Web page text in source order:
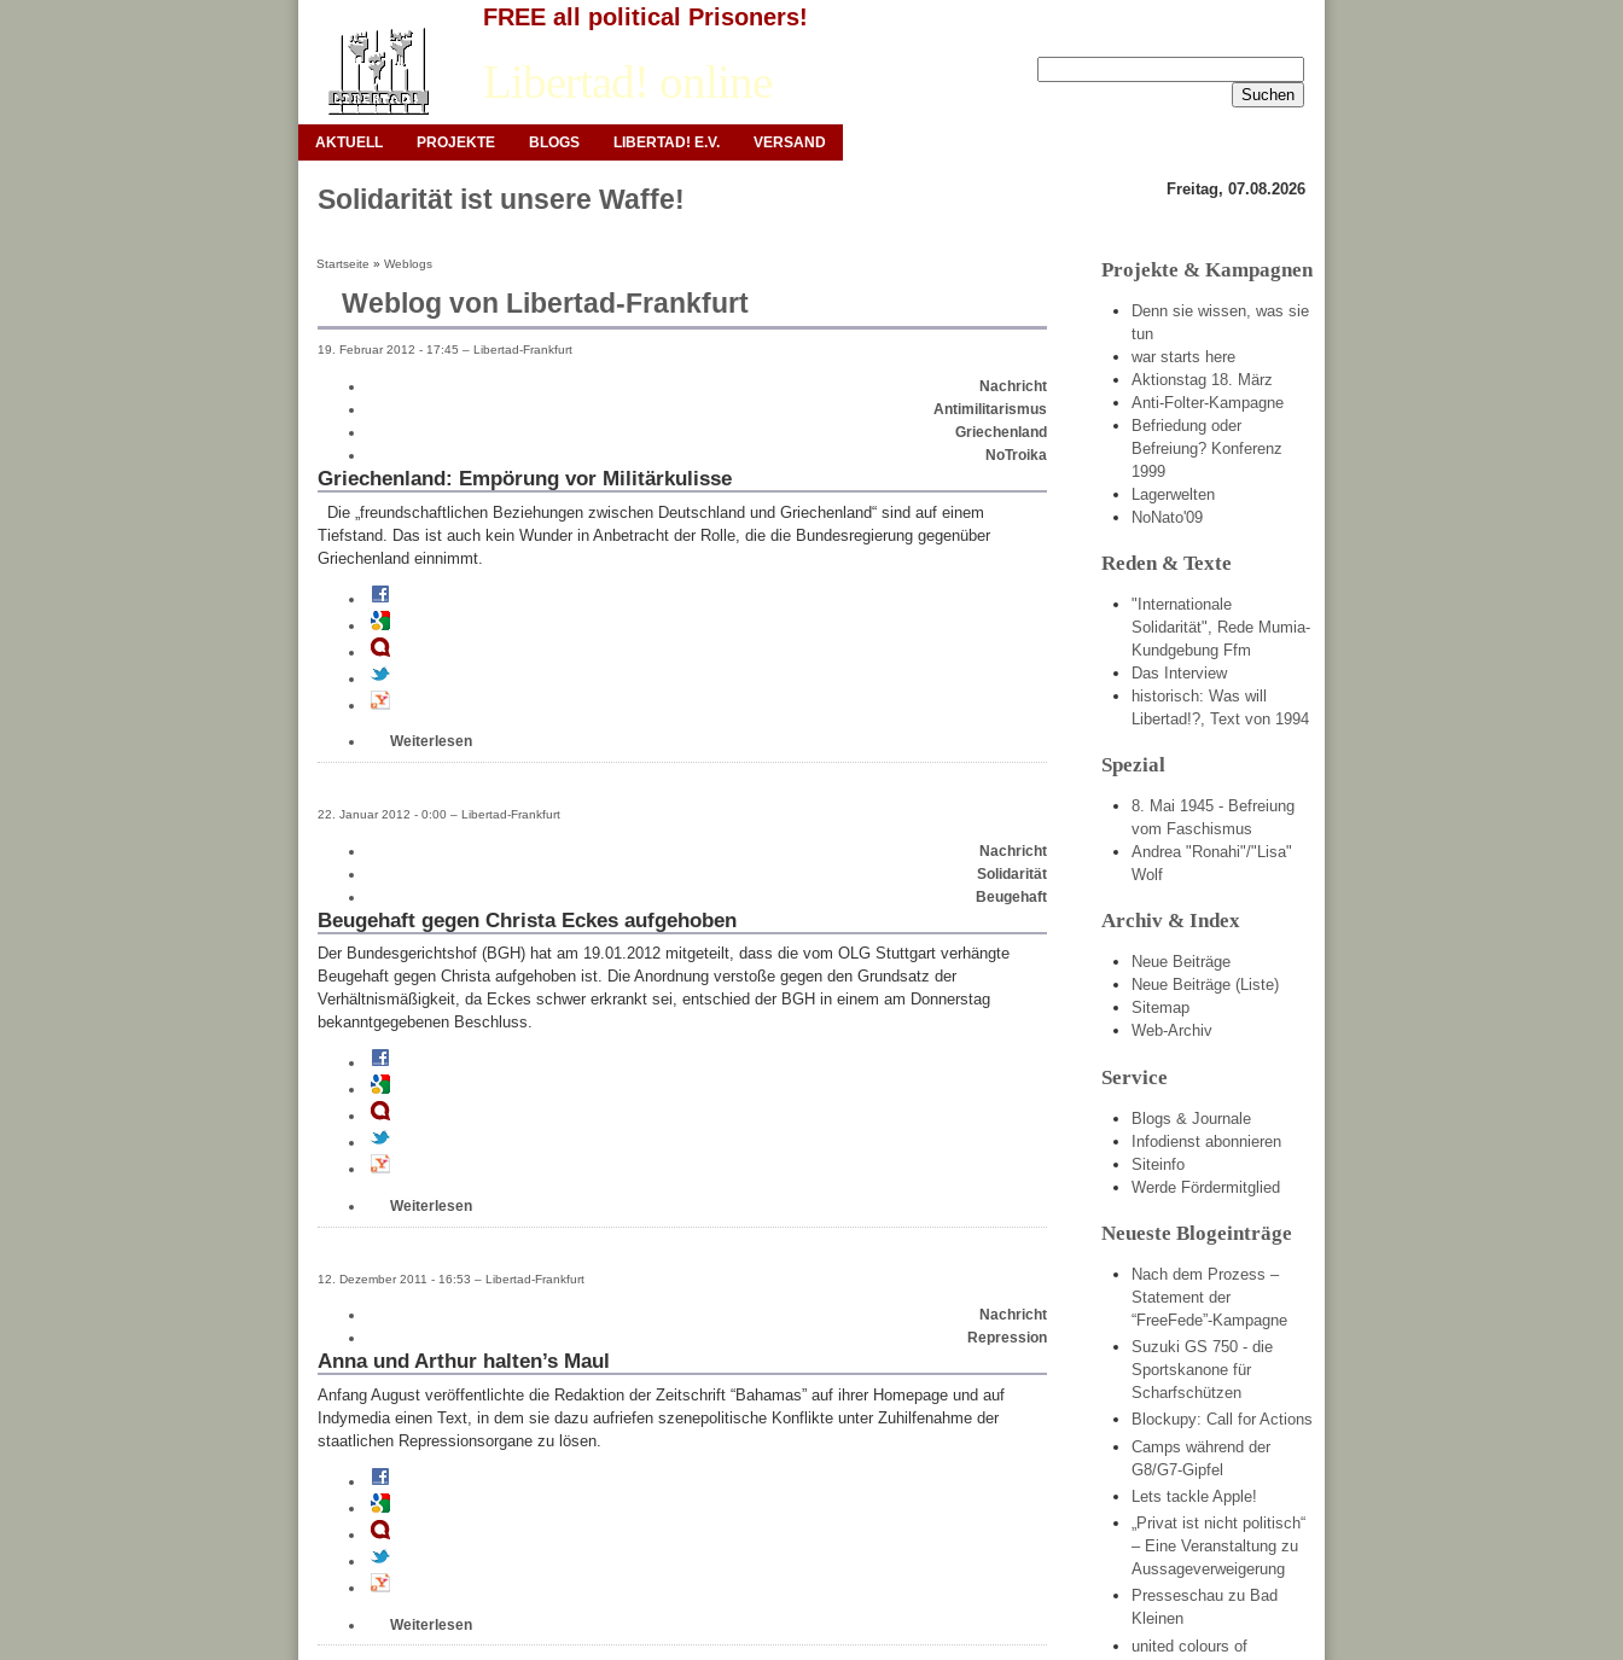
FREE all political Prisoners!
Libertad! online
AKTUELL PROJEKTE BLOGS LIBERTAD! E.V. VERSAND
Solidarität ist unsere Waffe! Freitag, 07.08.2026
Startseite » Weblogs
Weblog von Libertad-Frankfurt
19. Februar 2012 - 17:45 – Libertad-Frankfurt
Nachricht
Antimilitarismus
Griechenland
NoTroika
Griechenland: Empörung vor Militärkulisse
Die „freundschaftlichen Beziehungen zwischen Deutschland und Griechenland“ sind auf einem
Tiefstand. Das ist auch kein Wunder in Anbetracht der Rolle, die die Bundesregierung gegenüber
Griechenland einnimmt.
Weiterlesen
22. Januar 2012 - 0:00 – Libertad-Frankfurt
Nachricht
Solidarität
Beugehaft
Beugehaft gegen Christa Eckes aufgehoben
Der Bundesgerichtshof (BGH) hat am 19.01.2012 mitgeteilt, dass die vom OLG Stuttgart verhängte
Beugehaft gegen Christa aufgehoben ist. Die Anordnung verstoße gegen den Grundsatz der
Verhältnismäßigkeit, da Eckes schwer erkrankt sei, entschied der BGH in einem am Donnerstag
bekanntgegebenen Beschluss.
Weiterlesen
12. Dezember 2011 - 16:53 – Libertad-Frankfurt
Nachricht
Repression
Anna und Arthur halten’s Maul
Anfang August veröffentlichte die Redaktion der Zeitschrift “Bahamas” auf ihrer Homepage und auf
Indymedia einen Text, in dem sie dazu aufriefen szenepolitische Konflikte unter Zuhilfenahme der
staatlichen Repressionsorgane zu lösen.
Weiterlesen
Projekte & Kampagnen
Denn sie wissen, was sie
tun
war starts here
Aktionstag 18. März
Anti-Folter-Kampagne
Befriedung oder
Befreiung? Konferenz
1999
Lagerwelten
NoNato'09
Reden & Texte
"Internationale
Solidarität", Rede Mumia-
Kundgebung Ffm
Das Interview
historisch: Was will
Libertad!?, Text von 1994
Spezial
8. Mai 1945 - Befreiung
vom Faschismus
Andrea "Ronahi"/"Lisa"
Wolf
Archiv & Index
Neue Beiträge
Neue Beiträge (Liste)
Sitemap
Web-Archiv
Service
Blogs & Journale
Infodienst abonnieren
Siteinfo
Werde Fördermitglied
Neueste Blogeinträge
Nach dem Prozess –
Statement der
“FreeFede”-Kampagne
Suzuki GS 750 - die
Sportskanone für
Scharfschützen
Blockupy: Call for Actions
Camps während der
G8/G7-Gipfel
Lets tackle Apple!
„Privat ist nicht politisch“
– Eine Veranstaltung zu
Aussageverweigerung
Presseschau zu Bad
Kleinen
united colours of